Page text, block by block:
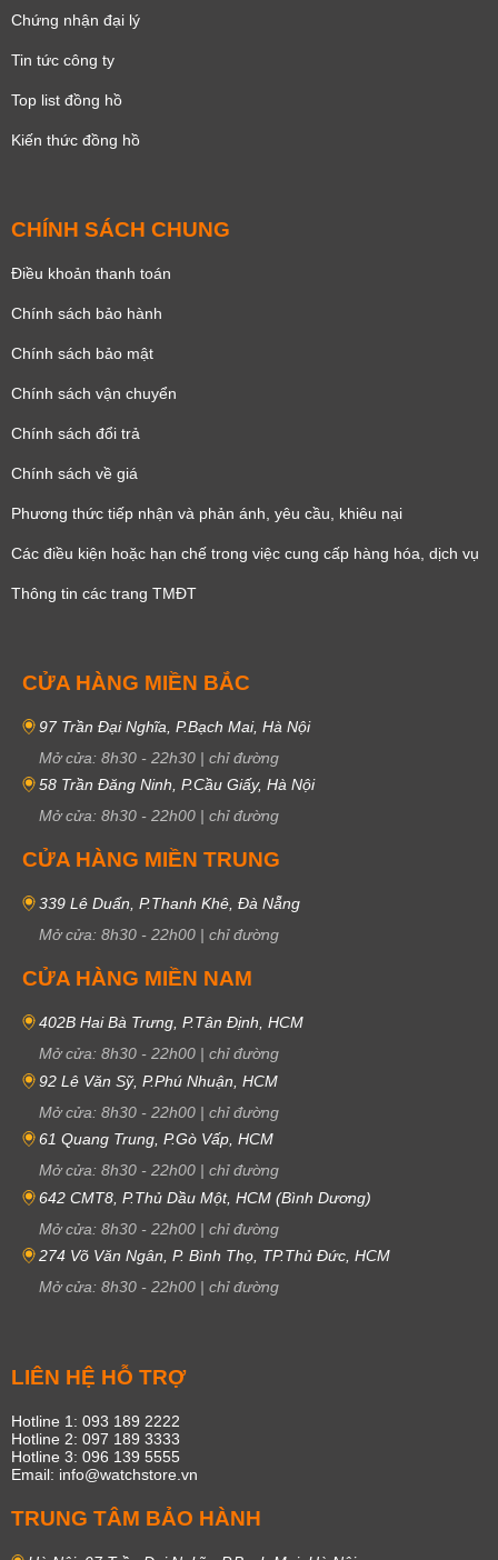
Chứng nhận đại lý
Tin tức công ty
Top list đồng hồ
Kiến thức đồng hồ
CHÍNH SÁCH CHUNG
Điều khoản thanh toán
Chính sách bảo hành
Chính sách bảo mật
Chính sách vận chuyển
Chính sách đổi trả
Chính sách về giá
Phương thức tiếp nhận và phản ánh, yêu cầu, khiêu nại
Các điều kiện hoặc hạn chế trong việc cung cấp hàng hóa, dịch vụ
Thông tin các trang TMĐT
CỬA HÀNG MIỀN BẮC
97 Trần Đại Nghĩa, P.Bạch Mai, Hà Nội
Mở cửa: 8h30 - 22h30 | chỉ đường
58 Trần Đăng Ninh, P.Cầu Giấy, Hà Nội
Mở cửa: 8h30 - 22h00 | chỉ đường
CỬA HÀNG MIỀN TRUNG
339 Lê Duẩn, P.Thanh Khê, Đà Nẵng
Mở cửa: 8h30 - 22h00 | chỉ đường
CỬA HÀNG MIỀN NAM
402B Hai Bà Trưng, P.Tân Định, HCM
Mở cửa: 8h30 - 22h00 | chỉ đường
92 Lê Văn Sỹ, P.Phú Nhuận, HCM
Mở cửa: 8h30 - 22h00 | chỉ đường
61 Quang Trung, P.Gò Vấp, HCM
Mở cửa: 8h30 - 22h00 | chỉ đường
642 CMT8, P.Thủ Dầu Một, HCM (Bình Dương)
Mở cửa: 8h30 - 22h00 | chỉ đường
274 Võ Văn Ngân, P. Bình Thọ, TP.Thủ Đức, HCM
Mở cửa: 8h30 - 22h00 | chỉ đường
LIÊN HỆ HỖ TRỢ
Hotline 1: 093 189 2222
Hotline 2: 097 189 3333
Hotline 3: 096 139 5555
Email: info@watchstore.vn
TRUNG TÂM BẢO HÀNH